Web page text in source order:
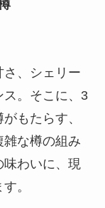
、シェリー
。そこに、3
もたらす、
雑な樽の組み
わいに、現
。